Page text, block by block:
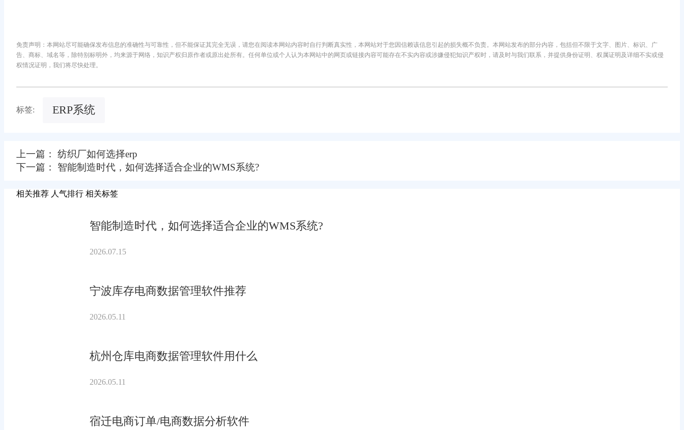
免责声明：本网站尽可能确保发布信息的准确性与可靠性，但不能保证其完全无误，请您在阅读本网站内容时自行判断真实性，本网站对于您因信赖该信息引起的损失概不负责。本网站发布的部分内容，包括但不限于文字、图片、标识、广
告、商标、域名等，除特别标明外，均来源于网络，知识产权归原作者或原出处所有。任何单位或个人认为本网站中的网页或链接内容可能存在不实内容或涉嫌侵犯知识产权时，请及时与我们联系，并提供身份证明、权属证明及详细不实或侵
权情况证明，我们将尽快处理。
标签: ERP系统
上一篇： 纺织厂如何选择erp
下一篇： 智能制造时代，如何选择适合企业的WMS系统?
相关推荐 人气排行 相关标签
智能制造时代，如何选择适合企业的WMS系统?
2026.07.15
宁波库存电商数据管理软件推荐
2026.05.11
杭州仓库电商数据管理软件用什么
2026.05.11
宿迁电商订单/电商数据分析软件